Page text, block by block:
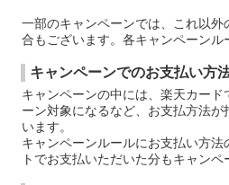
一部のキャンペーンでは、これ以
合もございます。各キャンペーンル
キャンペーンでのお支払い方
キャンペーンの中には、楽天カー
ーン対象になるなど、お支払方法
います。
キャンペーンルールにお支払い方
トでお支払いただいた分もキャンペ